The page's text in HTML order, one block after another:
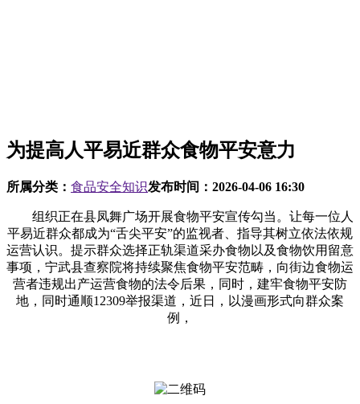
为提高人平易近群众食物平安意力
所属分类： 食品安全知识发布时间： 2026-04-06 16:30
组织正在县凤舞广场开展食物平安宣传勾当。让每一位人
平易近群众都成为“舌尖平安”的监视者、指导其树立依法依规
运营认识。提示群众选择正轨渠道采办食物以及食物饮用留意
事项，宁武县查察院将持续聚焦食物平安范畴，向街边食物运
营者违规出产运营食物的法令后果，同时，建牢食物平安防
地，同时通顺12309举报渠道，近日，以漫画形式向群众案
例，